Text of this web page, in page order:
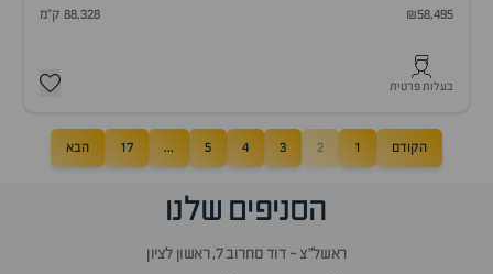
₪58,495 88,328 ק"מ
בעלות פרטית
הקודם 1
2
3
4
5
...
17 הבא
הסניפים שלנו
ראשל״צ - דוד סחרוב 7, ראשון לציון